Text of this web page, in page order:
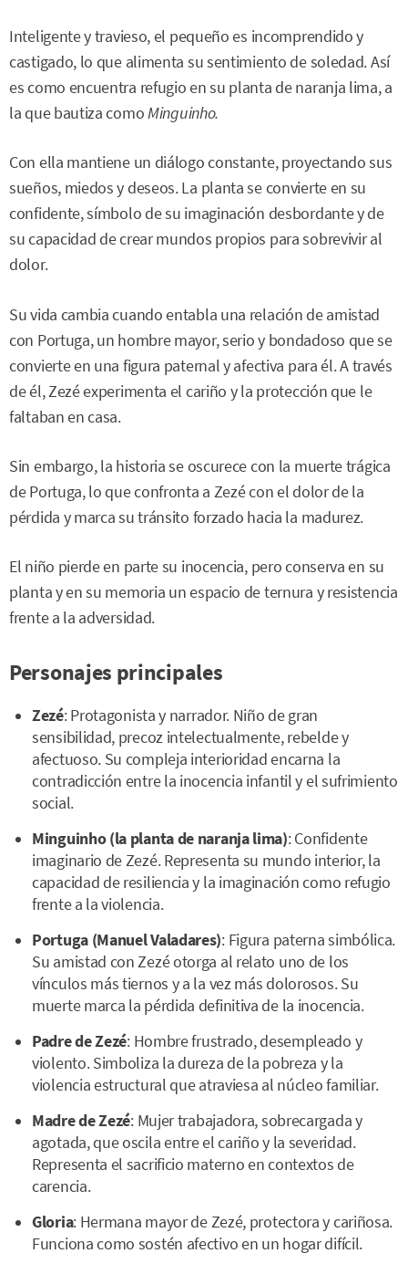
Inteligente y travieso, el pequeño es incomprendido y
castigado, lo que alimenta su sentimiento de soledad. Así
es como encuentra refugio en su planta de naranja lima, a
la que bautiza comoMinguinho.
Con ella mantiene un diálogo constante, proyectando sus
sueños, miedos y deseos. La planta se convierte en su
confidente, símbolo de su imaginación desbordante y de
su capacidad de crear mundos propios para sobrevivir al
dolor.
Su vida cambia cuando entabla una relación de amistad
con Portuga, un hombre mayor, serio y bondadoso que se
convierte en una figura paternal y afectiva para él. A través
de él, Zezé experimenta el cariño y la protección que le
faltaban en casa.
Sin embargo, la historia se oscurece con la muerte trágica
de Portuga, lo que confronta a Zezé con el dolor de la
pérdida y marca su tránsito forzado hacia la madurez.
El niño pierde en parte su inocencia, pero conserva en su
planta y en su memoria un espacio de ternura y resistencia
frente a la adversidad.
Personajes principales
Zezé: Protagonista y narrador. Niño de gran
sensibilidad, precoz intelectualmente, rebelde y
afectuoso. Su compleja interioridad encarna la
contradicción entre la inocencia infantil y el sufrimiento
social.
Minguinho (la planta de naranja lima): Confidente
imaginario de Zezé. Representa su mundo interior, la
capacidad de resiliencia y la imaginación como refugio
frente a la violencia.
Portuga (Manuel Valadares): Figura paterna simbólica.
Su amistad con Zezé otorga al relato uno de los
vínculos más tiernos y a la vez más dolorosos. Su
muerte marca la pérdida definitiva de la inocencia.
Padre de Zezé: Hombre frustrado, desempleado y
violento. Simboliza la dureza de la pobreza y la
violencia estructural que atraviesa al núcleo familiar.
Madre de Zezé: Mujer trabajadora, sobrecargada y
agotada, que oscila entre el cariño y la severidad.
Representa el sacrificio materno en contextos de
carencia.
Gloria: Hermana mayor de Zezé, protectora y cariñosa.
Funciona como sostén afectivo en un hogar difícil.